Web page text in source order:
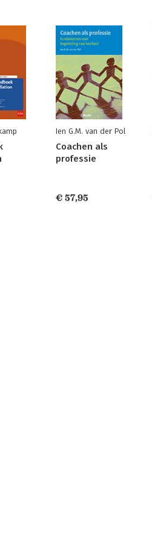
Ien G.M. van der Pol
Coachen als
professie
€ 57,95